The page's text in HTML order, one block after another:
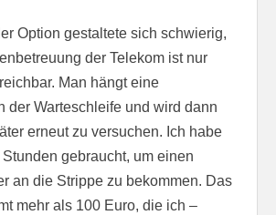
Option gestaltete sich schwierig,
der Telekom ist nur
Man hängt eine
der Warteschleife und wird dann
erneut zu versuchen. Ich habe
gebraucht, um einen
an die Strippe zu bekommen. Das
mehr als 100 Euro, die ich –